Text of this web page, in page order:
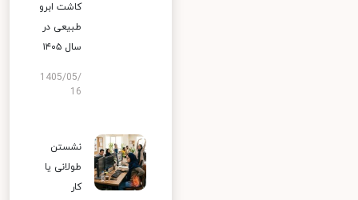
کاشت ابرو
طبیعی در
سال ۱۴۰۵
1405/05/
16
نشستن
طولانی یا
کار